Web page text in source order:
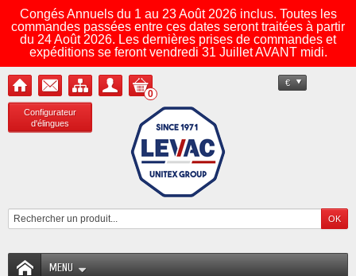
Congés Annuels du 1 au 23 Août 2026 inclus. Toutes les
commandes passées entre ces dates seront traitées à partir
du 24 Août 2026. Les dernières prises de commandes et
expéditions se feront vendredi 31 Juillet AVANT midi.
Configurateur
d'élingues
€
0
MENU